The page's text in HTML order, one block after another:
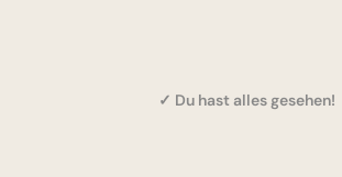
✓ Du hast alles gesehen!